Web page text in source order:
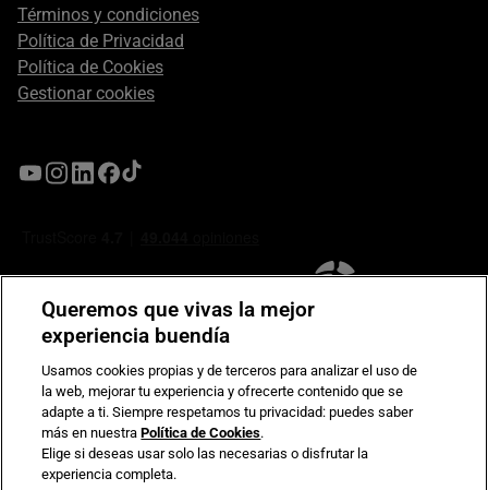
Términos y condiciones
Política de Privacidad
Política de Cookies
Gestionar cookies
Compromiso de seguridad en pagos electrónicos
Queremos que vivas la mejor
experiencia buendía
Usamos cookies propias y de terceros para analizar el uso de
la web, mejorar tu experiencia y ofrecerte contenido que se
adapte a ti. Siempre respetamos tu privacidad: puedes saber
más en nuestraPolítica de Cookies.
Elige si deseas usar solo las necesarias o disfrutar la
experiencia completa.